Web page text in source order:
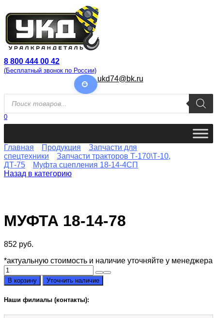
к
содержанию
8 800 444 00 42
(Бесплатный звонок по России)
ukd74@bk.ru
Поиск
товаров
0
Главная Продукция
Запчасти для
спецтехники
Запчасти тракторов Т-170\Т-10,
ДТ-75
Муфта сцепления 18-14-4СП
Назад в категорию
МУФТА 18-14-78
852 руб.
*актуальную стоимость и наличие уточняйте у менеджера
Количество
товара
Муфта
18-
14-
78
В корзину Уточнить наличие
Наши филиалы (контакты):